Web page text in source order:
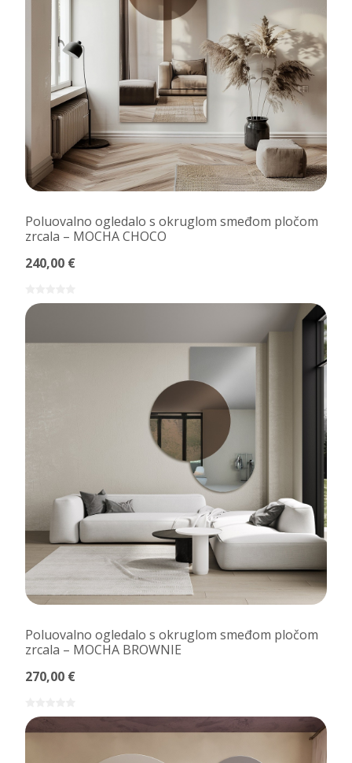
Poluovalno ogledalo s okruglom smeđom pločom
zrcala – MOCHA CHOCO
240,00 €
Poluovalno ogledalo s okruglom smeđom pločom
zrcala – MOCHA BROWNIE
270,00 €